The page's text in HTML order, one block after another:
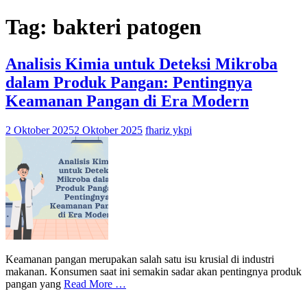
Tag: bakteri patogen
Analisis Kimia untuk Deteksi Mikroba
dalam Produk Pangan: Pentingnya
Keamanan Pangan di Era Modern
2 Oktober 20252 Oktober 2025 fhariz ykpi
Keamanan pangan merupakan salah satu isu krusial di industri
makanan. Konsumen saat ini semakin sadar akan pentingnya produk
pangan yang Read More …